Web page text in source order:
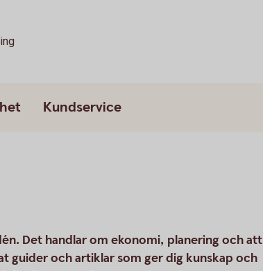
Kundservice
Det handlar om ekonomi, planering och att
guider och artiklar som ger dig kunskap och